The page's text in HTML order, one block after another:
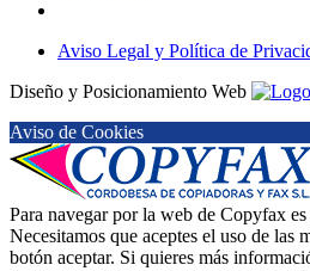
Aviso Legal y Política de
Diseño y Posicionamiento Web
Aviso de Cookies
Para navegar por la web de Copyfax
Necesitamos que aceptes el uso de las
botón aceptar. Si quieres más